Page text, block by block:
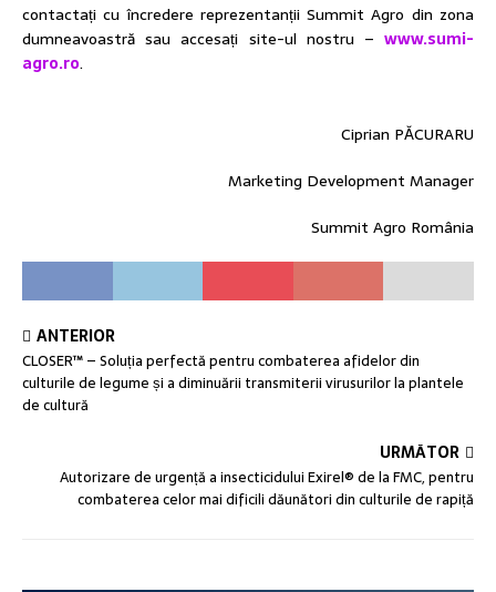
contactați cu încredere reprezentanții Summit Agro din zona
dumneavoastră sau accesați site-ul nostru – www.sumi-
agro.ro.
Ciprian PĂCURARU
Marketing Development Manager
Summit Agro România
ANTERIOR
CLOSER™ – Soluția perfectă pentru combaterea afidelor din
culturile de legume și a diminuării transmiterii virusurilor la plantele
de cultură
URMĂTOR
Autorizare de urgență a insecticidului Exirel® de la FMC, pentru
combaterea celor mai dificili dăunători din culturile de rapiță